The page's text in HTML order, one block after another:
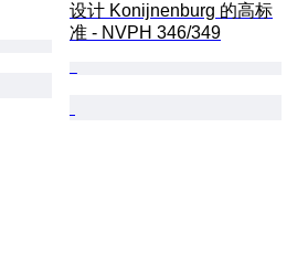
设计 Konijnenburg 的高标
准 - NVPH 346/349